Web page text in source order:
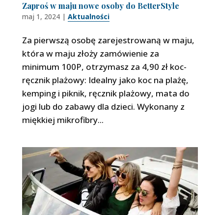
Zaproś w maju nowe osoby do BetterStyle
maj 1, 2024| Aktualności
Za pierwszą osobę zarejestrowaną w maju,
która w maju złoży zamówienie za
minimum 100P, otrzymasz za 4,90 zł koc-
ręcznik plażowy: Idealny jako koc na plażę,
kemping i piknik, ręcznik plażowy, mata do
jogi lub do zabawy dla dzieci. Wykonany z
miękkiej mikrofibry...